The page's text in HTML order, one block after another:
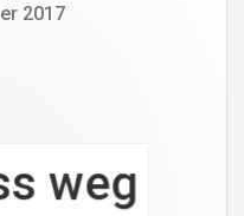
2017
weg